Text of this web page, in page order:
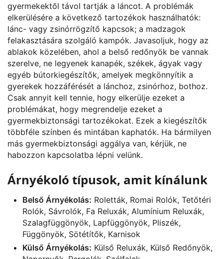
gyermekektől távol tartják a láncot. A problémák
elkerülésére a következő tartozékok használhatók:
lánc- vagy zsinórrögzítő kapcsok; a madzagok
felakasztására szolgáló kampók. Javasoljuk, hogy az
ablakok közelében, ahol a belső redőnyök be vannak
szerelve, ne legyenek kanapék, székek, ágyak vagy
egyéb bútorkiegészítők, amelyek megkönnyítik a
gyerekek hozzáférését a lánchoz, zsinórhoz, bothoz.
Csak annyit kell tennie, hogy elkerülje ezeket a
problémákat, hogy megrendelje ezeket a
gyermekbiztonsági tartozékokat. Ezek a kiegészítők
többféle színben és mintában kaphatók. Ha bármilyen
más gyermekbiztonsági aggálya van, kérjük, ne
habozzon kapcsolatba lépni velünk.
Árnyékoló típusok, amit kínálunk
Belső Árnyékolás: Roletták, Romai Rolók, Tetőtéri
Rolók, Sávrolók, Fa Reluxák, Alumínium Reluxák,
Szalagfüggönyök, Lapfüggönyök, Pliszék,
Függönyök, Sötétítők, Karnisok
Külső Árnyékolás: Külső Reluxák, Külső Redőnyök,